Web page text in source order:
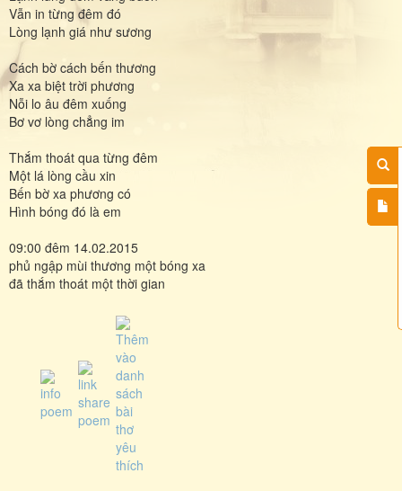
Vẫn in từng đêm đó
Lòng lạnh giá như sương
Cách bờ cách bến thương
Xa xa biệt trời phương
Nỗi lo âu đêm xuống
Bơ vơ lòng chẳng im
Thắm thoát qua từng đêm
Một lá lòng cầu xin
Bến bờ xa phương có
Hình bóng đó là em
09:00 đêm 14.02.2015
phủ ngập mùi thương một bóng xa
đã thắm thoát một thời gian